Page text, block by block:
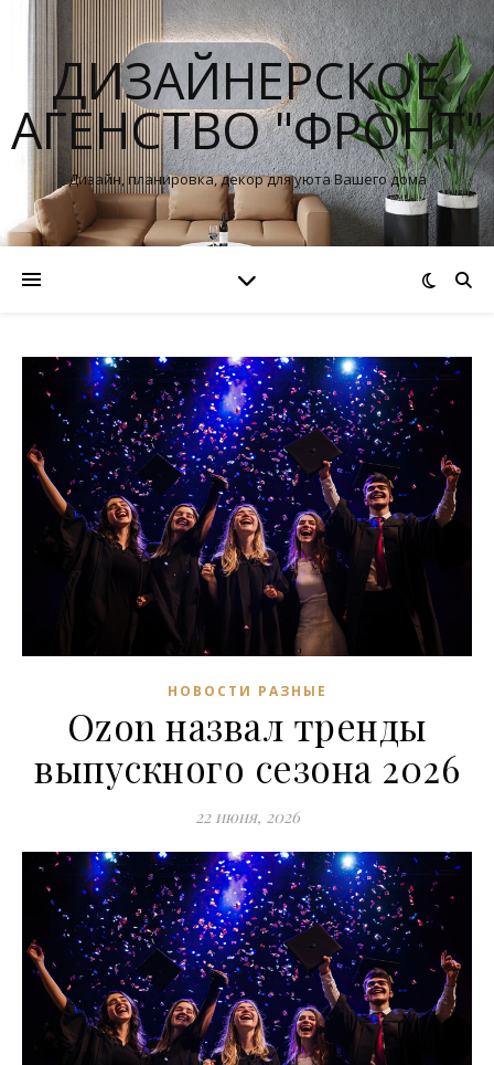
ДИЗАЙНЕРСКОЕ
АГЕНСТВО "ФРОНТ"
Дизайн, планировка, декор для уюта Вашего дома
НОВОСТИ РАЗНЫЕ
Ozon назвал тренды
выпускного сезона 2026
22 июня, 2026